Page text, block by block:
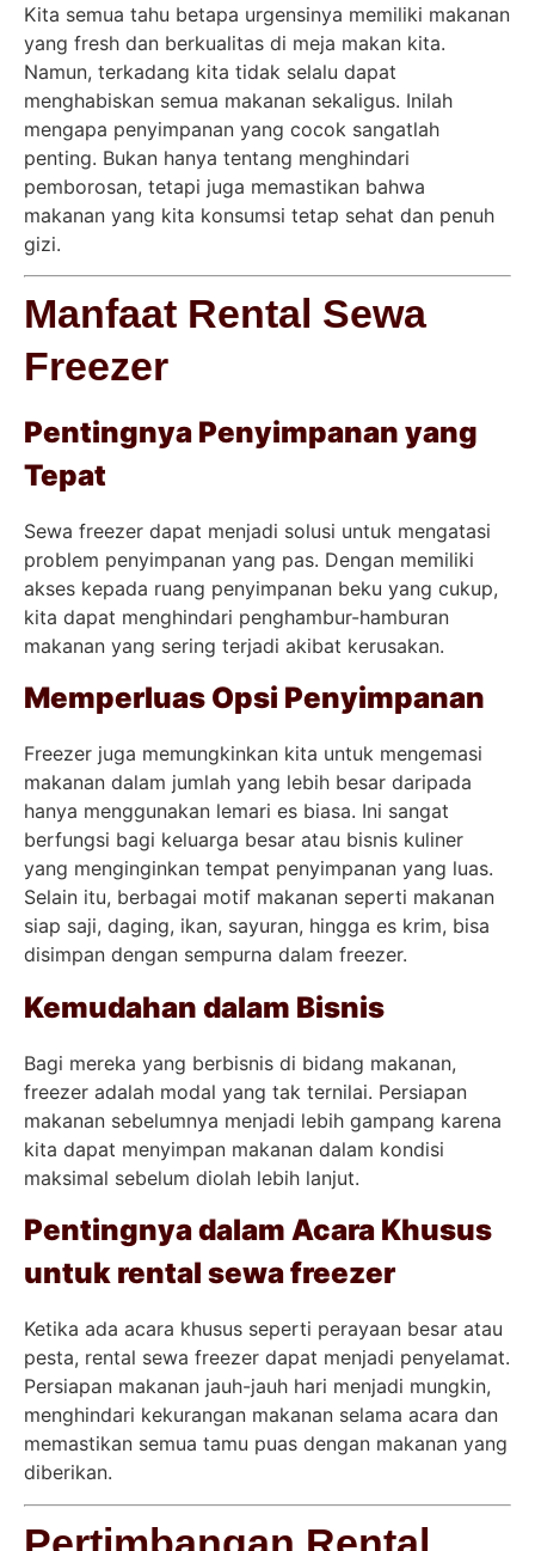
Kita semua tahu betapa urgensinya memiliki makanan
yang fresh dan berkualitas di meja makan kita.
Namun, terkadang kita tidak selalu dapat
menghabiskan semua makanan sekaligus. Inilah
mengapa penyimpanan yang cocok sangatlah
penting. Bukan hanya tentang menghindari
pemborosan, tetapi juga memastikan bahwa
makanan yang kita konsumsi tetap sehat dan penuh
gizi.
Manfaat Rental Sewa
Freezer
Pentingnya Penyimpanan yang
Tepat
Sewa freezer dapat menjadi solusi untuk mengatasi
problem penyimpanan yang pas. Dengan memiliki
akses kepada ruang penyimpanan beku yang cukup,
kita dapat menghindari penghambur-hamburan
makanan yang sering terjadi akibat kerusakan.
Memperluas Opsi Penyimpanan
Freezer juga memungkinkan kita untuk mengemasi
makanan dalam jumlah yang lebih besar daripada
hanya menggunakan lemari es biasa. Ini sangat
berfungsi bagi keluarga besar atau bisnis kuliner
yang menginginkan tempat penyimpanan yang luas.
Selain itu, berbagai motif makanan seperti makanan
siap saji, daging, ikan, sayuran, hingga es krim, bisa
disimpan dengan sempurna dalam freezer.
Kemudahan dalam Bisnis
Bagi mereka yang berbisnis di bidang makanan,
freezer adalah modal yang tak ternilai. Persiapan
makanan sebelumnya menjadi lebih gampang karena
kita dapat menyimpan makanan dalam kondisi
maksimal sebelum diolah lebih lanjut.
Pentingnya dalam Acara Khusus
untuk rental sewa freezer
Ketika ada acara khusus seperti perayaan besar atau
pesta, rental sewa freezer dapat menjadi penyelamat.
Persiapan makanan jauh-jauh hari menjadi mungkin,
menghindari kekurangan makanan selama acara dan
memastikan semua tamu puas dengan makanan yang
diberikan.